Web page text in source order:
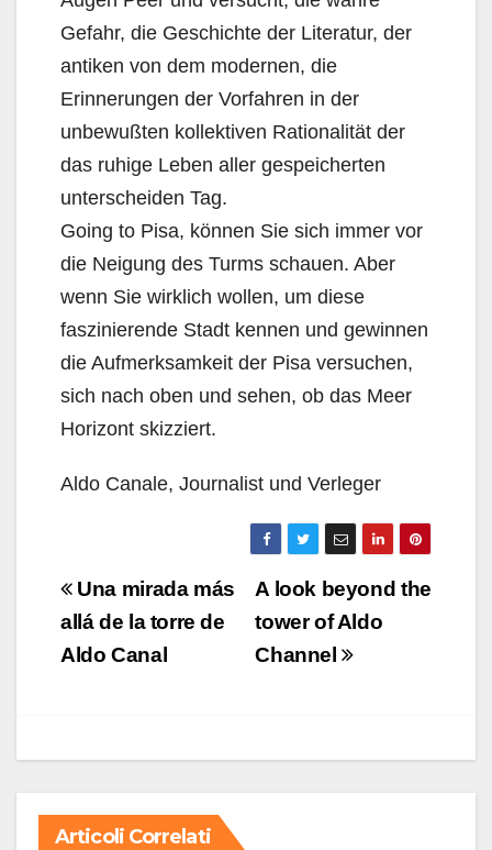
Gefahr, die Geschichte der Literatur, der
antiken von dem modernen, die
Erinnerungen der Vorfahren in der
unbewußten kollektiven Rationalität der
das ruhige Leben aller gespeicherten
unterscheiden Tag.
Going to Pisa, können Sie sich immer vor
die Neigung des Turms schauen. Aber
wenn Sie wirklich wollen, um diese
faszinierende Stadt kennen und gewinnen
die Aufmerksamkeit der Pisa versuchen,
sich nach oben und sehen, ob das Meer
Horizont skizziert.
Aldo Canale, Journalist und Verleger
Navigazione
articoli
A look beyond the
tower of Aldo
Channel
Una mirada más
allá de la torre de
Aldo Canal
Articoli Correlati